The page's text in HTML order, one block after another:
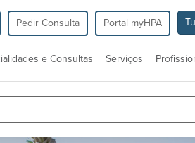
Pedir Consulta Portal myHPA
e Consultas Serviços